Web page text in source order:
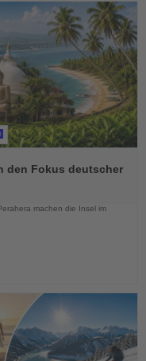
den Fokus deutscher
machen die Insel im